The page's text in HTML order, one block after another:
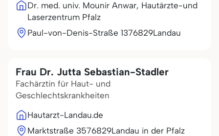
Dr. med. univ. Mounir Anwar, Hautärzte-und
Laserzentrum Pfalz
Paul-von-Denis-Straße 1376829Landau
Frau Dr. Jutta Sebastian-Stadler
Fachärztin für Haut- und
Geschlechtskrankheiten
Hautarzt-Landau.de
Marktstraße 3576829Landau in der Pfalz